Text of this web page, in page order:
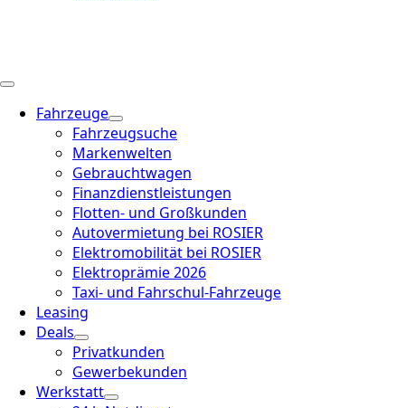
Fahrzeuge
Fahrzeugsuche
Markenwelten
Gebrauchtwagen
Finanzdienstleistungen
Flotten- und Großkunden
Autovermietung bei ROSIER
Elektromobilität bei ROSIER
Elektroprämie 2026
Taxi- und Fahrschul-Fahrzeuge
Leasing
Deals
Privatkunden
Gewerbekunden
Werkstatt